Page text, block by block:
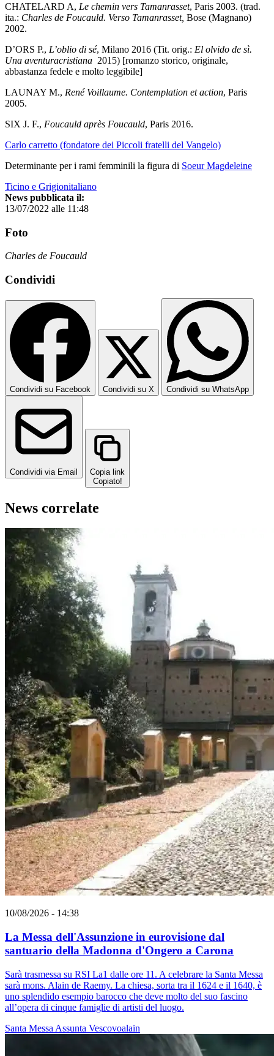
CHATELARD A, Le chemin vers Tamanrasset, Paris 2003. (trad.
ita.: Charles de Foucauld. Verso Tamanrasset, Bose (Magnano)
2002.
D’ORS P., L’oblio di sé, Milano 2016 (Tit. orig.: El olvido de sì.
Una aventuracristiana 2015) [romanzo storico, originale,
abbastanza fedele e molto leggibile]
LAUNAY M., René Voillaume. Contemplation et action, Paris
2005.
SIX J. F., Foucauld après Foucauld, Paris 2016.
Carlo carretto (fondatore dei Piccoli fratelli del Vangelo)
Determinante per i rami femminili la figura di Soeur Magdeleine
Ticino e Grigionitaliano
News pubblicata il:
13/07/2022 alle 11:48
Foto
Charles de Foucauld
Condividi
Condividi su Facebook Condividi su X Condividi su WhatsApp
Condividi via Email
Copia link
Copiato!
News correlate
10/08/2026 - 14:38
La Messa dell'Assunzione in eurovisione dal
santuario della Madonna d'Ongero a Carona
Sarà trasmessa su RSI La1 dalle ore 11. A celebrare la Santa Messa
sarà mons. Alain de Raemy. La chiesa, sorta tra il 1624 e il 1640, è
uno splendido esempio barocco che deve molto del suo fascino
all’opera di cinque famiglie di artisti del luogo.
Santa Messa Assunta Vescovoalain